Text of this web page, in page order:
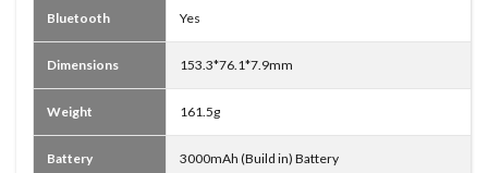
Bluetooth Yes
Dimensions 153.3*76.1*7.9mm
Weight 161.5g
Battery 3000mAh (Build in) Battery